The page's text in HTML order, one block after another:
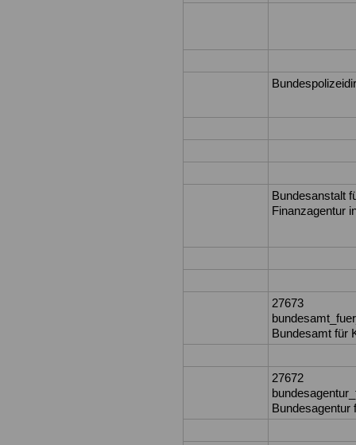
Bundesanstalt
Finanzagentur
27673
Bundesamt für
27672
Bundesagentur